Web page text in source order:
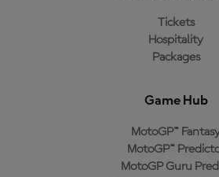
Tickets
Hospitality
Packages
Game Hub
MotoGP™
MotoGP™
MotoGP Guru